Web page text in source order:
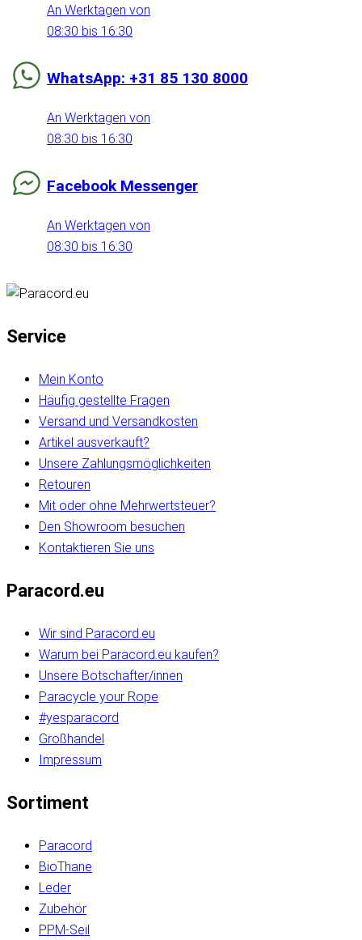
An Werktagen von
08:30 bis 16:30
WhatsApp: +31 85 130 8000
An Werktagen von
08:30 bis 16:30
Facebook Messenger
An Werktagen von
08:30 bis 16:30
Service
Mein Konto
Häufig gestellte Fragen
Versand und Versandkosten
Artikel ausverkauft?
Unsere Zahlungsmöglichkeiten
Retouren
Mit oder ohne Mehrwertsteuer?
Den Showroom besuchen
Kontaktieren Sie uns
Paracord.eu
Wir sind Paracord.eu
Warum bei Paracord.eu kaufen?
Unsere Botschafter/innen
Paracycle your Rope
#yesparacord
Großhandel
Impressum
Sortiment
Paracord
BioThane
Leder
Zubehör
PPM-Seil